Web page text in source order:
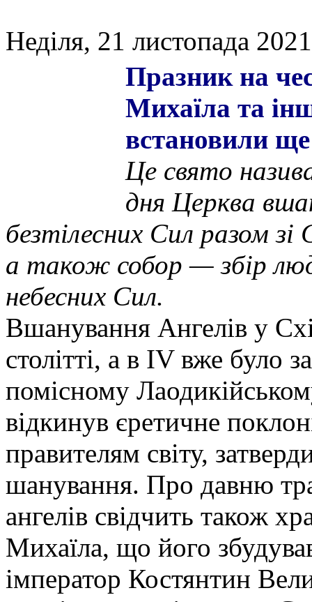
Неділя, 21 листопада
Празник на
Михаїла та
встановили
Це свято
дня Церква
безтілесних Сил разом
а також собор — збір
небесних Сил.
Вшанування Ангелів у
столітті, а в IV вже було
помісному
відкинув єретичне
правителям світу,
шанування. Про давню
ангелів свідчить також
Михаїла, що його
імператор Костянтин